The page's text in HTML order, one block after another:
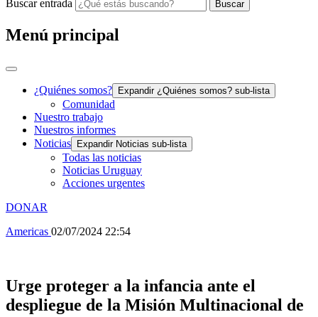
Buscar entrada
Buscar
Menú principal
¿Quiénes somos? Expandir ¿Quiénes somos? sub-lista
Comunidad
Nuestro trabajo
Nuestros informes
Noticias
Expandir Noticias sub-lista
Todas las noticias
Noticias Uruguay
Acciones urgentes
DONAR
Americas 02/07/2024 22:54
Urge proteger a la infancia ante el
despliegue de la Misión Multinacional de